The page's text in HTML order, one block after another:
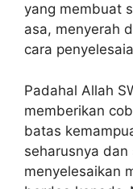
yang membuat
asa, menyerah
cara
Padahal Allah
memberikan
batas
seharusnya
menyelesaikan